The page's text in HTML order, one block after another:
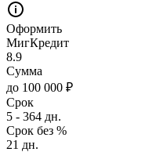
Оформить
МигКредит
8.9
Сумма
до 100 000 ₽
Срок
5 - 364 дн.
Срок без %
21 дн.